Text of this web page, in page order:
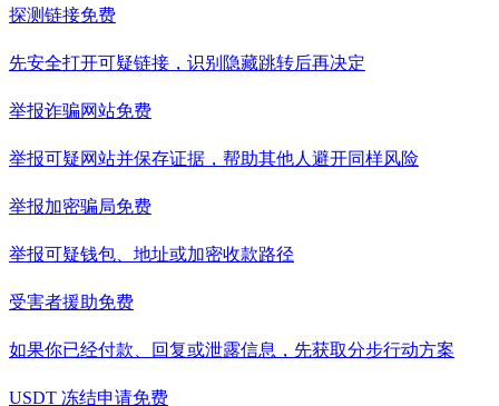
探测链接免费
先安全打开可疑链接，识别隐藏跳转后再决定
举报诈骗网站免费
举报可疑网站并保存证据，帮助其他人避开同样风险
举报加密骗局免费
举报可疑钱包、地址或加密收款路径
受害者援助免费
如果你已经付款、回复或泄露信息，先获取分步行动方案
USDT 冻结申请免费